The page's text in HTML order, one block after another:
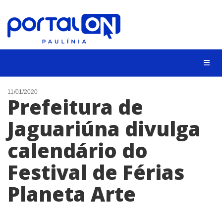
CIDADES
EVENTOS
EMPREGO
ANIVERSÁRIO DAS CIDADES
ANUNCIE
CONTATO
11/01/2020
Prefeitura de
Jaguariúna divulga
calendário do
Festival de Férias
Planeta Arte